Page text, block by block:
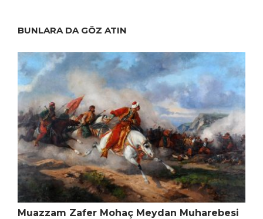
BUNLARA DA GÖZ ATIN
Muazzam Zafer Mohaç Meydan Muharebesi